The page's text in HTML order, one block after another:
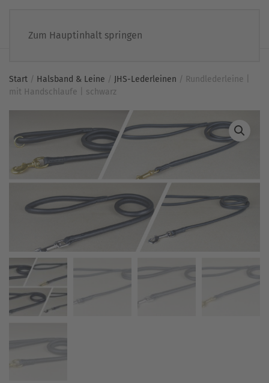
Zum Hauptinhalt springen
Start / Halsband & Leine / JHS-Lederleinen / Rundlederleine |
mit Handschlaufe | schwarz